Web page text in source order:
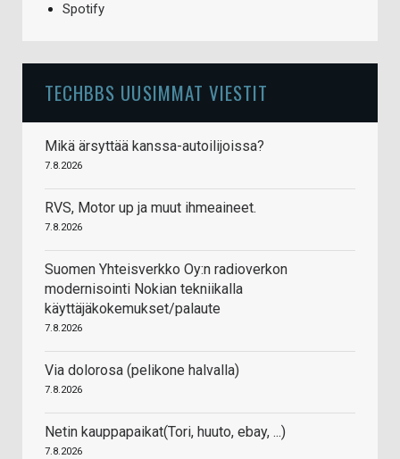
Spotify
TECHBBS UUSIMMAT VIESTIT
Mikä ärsyttää kanssa-autoilijoissa?
7.8.2026
RVS, Motor up ja muut ihmeaineet.
7.8.2026
Suomen Yhteisverkko Oy:n radioverkon
modernisointi Nokian tekniikalla
käyttäjäkokemukset/palaute
7.8.2026
Via dolorosa (pelikone halvalla)
7.8.2026
Netin kauppapaikat(Tori, huuto, ebay, ...)
7.8.2026